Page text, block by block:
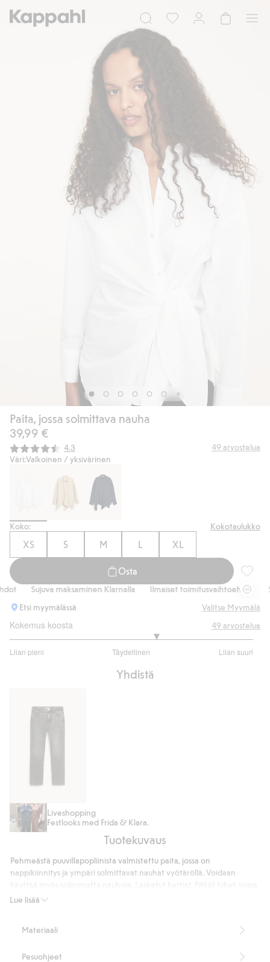
Paita, jossa solmittava nauha
39,99 €
Keskimääräinen luokitus:
4.3 49 arvostelua
Väri:Valkoinen / yksivärinen
Koko: Kokotaulukko
XS S M L XL
Osta
Paita,
Sujuva maksaminen Klarnalla Ilmaiset toimitusvaihtoehdot
Etsi myymälässä
Valitse Myymälä
Kokemus koosta
Liian pieni Täydellinen Liian suuri
/
49 arvostelua
Yhdistä
Straight
jeans
Liveshopping
Festlooks med Frida & Klara.
Tuotekuvaus
Lue lisää
Pehmeästä puuvillapopliinista valmistettu paita, jossa on
nappikiinnitys ja ympäri solmittavat nauhat vyötäröllä. Voidaan
on napillinen halkio sekä napilliset mansetit hihansuissa.
Pituus 73 cm koossa S
Materiaali
Pesuohjeet